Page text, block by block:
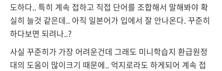
도하다.. 특히 계속 접하고 직접 단어를 조합해서 말해봐야 확
실히 늘것 같은데.. 아직 일본어가 입에서 잘 안나온다. 꾸준히
하다보면 되려나..?
사실 꾸준히가 가장 어려운건데 그래도 미니학습지 환급원정
대의 도움이 많이크기 때문에.. 억지로라도 하게되어 계속 접